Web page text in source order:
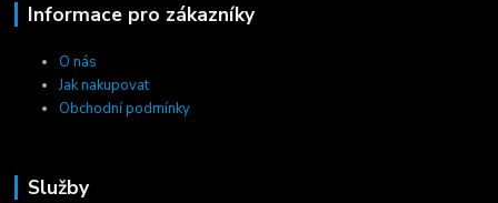
Informace pro zákazníky
O nás
Jak nakupovat
Obchodní podmínky
Služby